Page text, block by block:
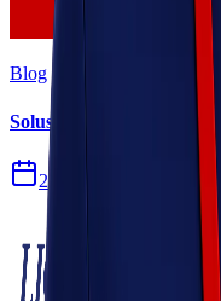
Blog
Solusi Logistik untuk
27 Jul 2026